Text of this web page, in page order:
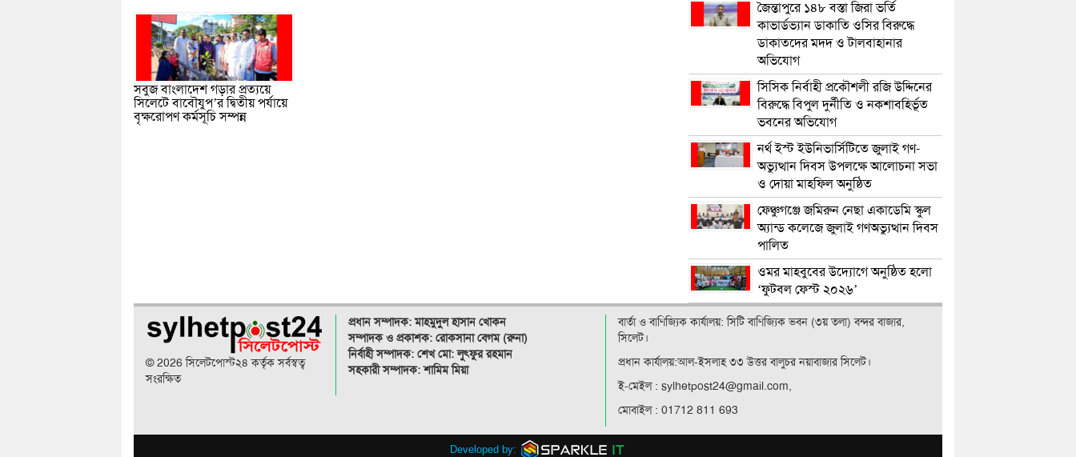
সবুজ বাংলাদেশ গড়ার প্রত্যয়ে
সিলেটে বাবৌযুপ’র দ্বিতীয় পর্যায়ে
বৃক্ষরোপণ কর্মসূচি সম্পন্ন
জৈন্তাপুরে ১৪৮ বস্তা জিরা ভর্তি
কাভার্ডভ্যান ডাকাতি ওসির বিরুদ্ধে
ডাকাতদের মদদ ও টালবাহানার
অভিযোগ
সিসিক নির্বাহী প্রকৌশলী রজি উদ্দিনের
বিরুদ্ধে বিপুল দুর্নীতি ও নকশাবহির্ভূত
ভবনের অভিযোগ
নর্থ ইস্ট ইউনিভার্সিটিতে জুলাই গণ-
অভ্যুত্থান দিবস উপলক্ষে আলোচনা সভা
ও দোয়া মাহফিল অনুষ্ঠিত
ফেঞ্চুগঞ্জে জমিরুন নেছা একাডেমি স্কুল
অ্যান্ড কলেজে জুলাই গণঅভ্যুত্থান দিবস
পালিত
ওমর মাহবুবের উদ্যোগে অনুষ্ঠিত হলো
‘ফুটবল ফেস্ট ২০২৬’
© 2026 সিলেটপোস্ট২৪ কর্তৃক সর্বস্বত্ব
সংরক্ষিত
প্রধান সম্পাদক: মাহমুদুল হাসান খোকন
সম্পাদক ও প্রকাশক: রোকসানা বেগম (রুনা)
নির্বাহী সম্পাদক: শেখ মো: লুৎফুর রহমান
সহকারী সম্পাদক: শামিম মিয়া
বার্তা ও বাণিজ্যিক কার্যালয়: সিটি বাণিজ‍্যিক ভবন (৩য় তলা) বন্দর বাজার,
সিলেট।
প্রধান কার্যালয়:আল-ইসলাহ ৩৩ উত্তর বালুচর নয়াবাজার সিলেট।
ই-মেইল : sylhetpost24@gmail.com,
মোবাইল : 01712 811 693
Developed by: